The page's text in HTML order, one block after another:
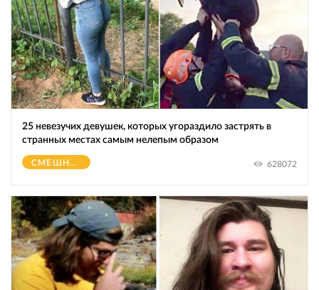
25 невезучих девушек, которых угораздило застрять в
странных местах самым нелепым образом
СМЕШНОЕ 628072